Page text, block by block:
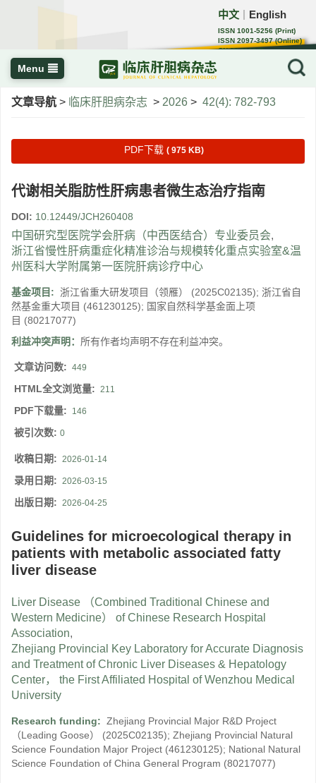
中文 English
ISSN 1001-5256 (Print)
ISSN 2097-3497 (Online)
CN 22-1108/R
Menu
文章导航 > 临床肝胆病杂志 > 2026 > 42(4): 782-793
PDF下载 ( 975 KB)
代谢相关脂肪性肝病患者微生态治疗指南
DOI: 10.12449/JCH260408
中国研究型医院学会肝病（中西医结合）专业委员会,
浙江省慢性肝病重症化精准诊治与规模转化重点实验室&温
州医科大学附属第一医院肝病诊疗中心
基金项目: 浙江省重大研发项目（领雁） (2025C02135); 浙江省自
然基金重大项目 (461230125); 国家自然科学基金面上项
目 (80217077)
利益冲突声明： 所有作者均声明不存在利益冲突。
文章访问数: 449
HTML全文浏览量: 211
PDF下载量: 146
被引次数: 0
收稿日期: 2026-01-14
录用日期: 2026-03-15
出版日期: 2026-04-25
Guidelines for microecological therapy in
patients with metabolic associated fatty
liver disease
Liver Disease （Combined Traditional Chinese and
Western Medicine） of Chinese Research Hospital
Association,
Zhejiang Provincial Key Laboratory for Accurate Diagnosis
and Treatment of Chronic Liver Diseases & Hepatology
Center， the First Affiliated Hospital of Wenzhou Medical
University
Research funding: Zhejiang Provincial Major R&D Project
（Leading Goose）
(2025C02135); Zhejiang Provincial Natural
Science Foundation Major Project (461230125); National Natural
Science Foundation of China General Program (80217077)